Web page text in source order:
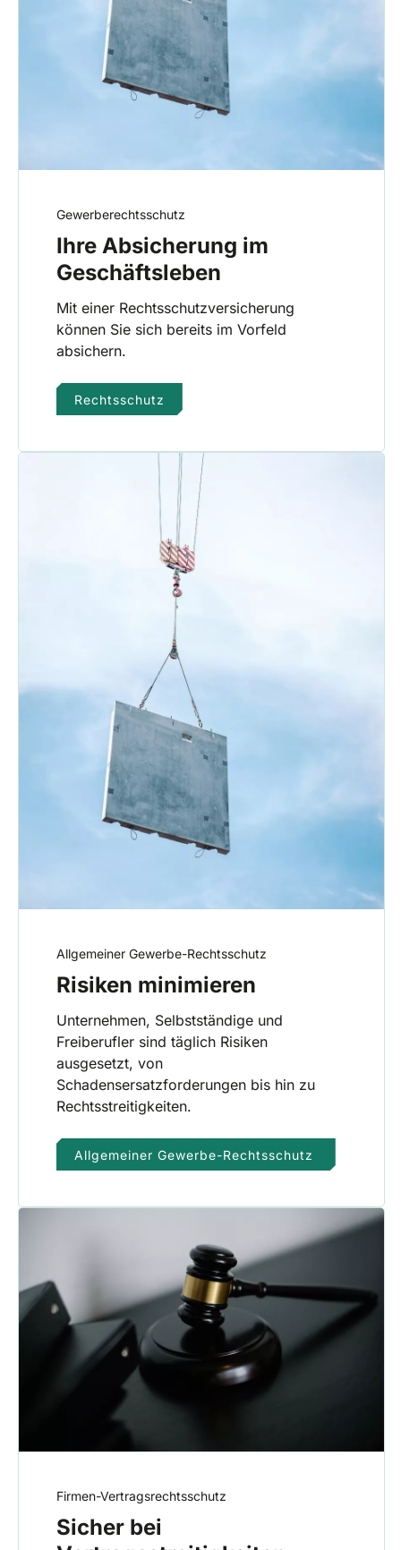
Gewerberechtsschutz
Ihre Absicherung im
Geschäftsleben
Mit einer Rechtsschutzversicherung
können Sie sich bereits im Vorfeld
absichern.
Rechtsschutz
Allgemeiner Gewerbe-Rechtsschutz
Risiken minimieren
Unternehmen, Selbstständige und
Freiberufler sind täglich Risiken
ausgesetzt, von
Schadensersatzforderungen bis hin zu
Rechtsstreitigkeiten.
Allgemeiner Gewerbe-Rechtsschutz
Firmen-Vertragsrechtsschutz
Sicher bei